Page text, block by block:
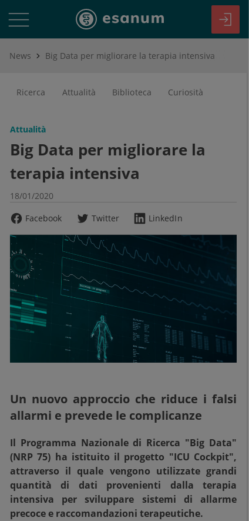
News Big Data per migliorare la terapia intensiva
Ricerca Attualità Biblioteca Curiosità
Attualità
Big Data per migliorare la
terapia intensiva
18/01/2020
Facebook
Twitter LinkedIn
Un nuovo approccio che riduce i falsi
allarmi e prevede le complicanze
Il Programma Nazionale di Ricerca "Big Data"
(NRP 75) ha istituito il progetto "ICU Cockpit",
attraverso il quale vengono utilizzate grandi
quantità di dati provenienti dalla terapia
intensiva per sviluppare sistemi di allarme
precoce e raccomandazioni terapeutiche.